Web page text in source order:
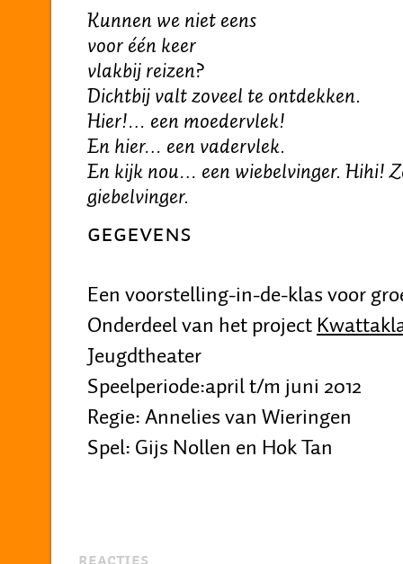
Kunnen we niet eens
voor één keer
vlakbij reizen?
Dichtbij valt zoveel te ontdekken.
Hier!… een moedervlek!
En hier… een vadervlek.
En kijk nou… een wiebelvinger. Hihi!
giebelvinger.
GEGEVENS
Een voorstelling-in-de-klas voor
Onderdeel van het project
Jeugdtheater
Speelperiode:april t/m juni 2012
Regie: Annelies van Wieringen
Spel: Gijs Nollen en Hok Tan
REACTIES